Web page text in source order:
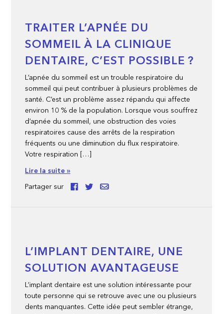
TRAITER L’APNÉE DU
SOMMEIL À LA CLINIQUE
DENTAIRE, C’EST POSSIBLE ?
L’apnée du sommeil est un trouble respiratoire du
sommeil qui peut contribuer à plusieurs problèmes de
santé. C’est un problème assez répandu qui affecte
environ 10 % de la population. Lorsque vous souffrez
d’apnée du sommeil, une obstruction des voies
respiratoires cause des arrêts de la respiration
fréquents ou une diminution du flux respiratoire.
Votre respiration […]
Lire la suite »
Partager sur
L’IMPLANT DENTAIRE, UNE
SOLUTION AVANTAGEUSE
L’implant dentaire est une solution intéressante pour
toute personne qui se retrouve avec une ou plusieurs
dents manquantes. Cette idée peut sembler étrange,